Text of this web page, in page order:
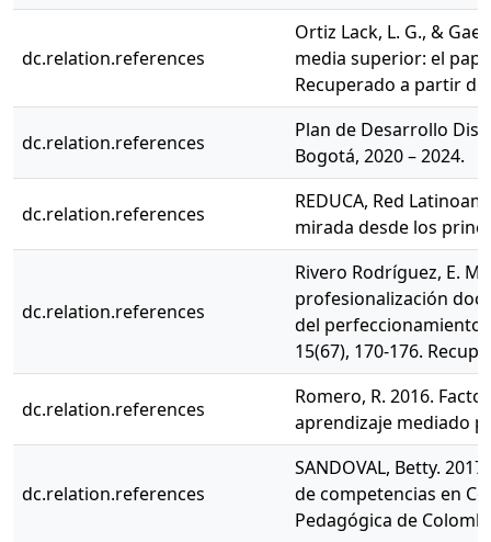
dc.relation.references
Ortiz Lack, L. G., &
media superior: el
Recuperado a partir
dc.relation.references
Plan de Desarrollo
Bogotá, 2020 – 2024.
dc.relation.references
REDUCA, Red
mirada desde los
dc.relation.references
Rivero Rodríguez, E.
profesionalización
del perfeccionamiento
15(67), 170-176.
dc.relation.references
Romero, R. 2016.
aprendizaje mediado
dc.relation.references
SANDOVAL, Betty.
de competencias en
Pedagógica de